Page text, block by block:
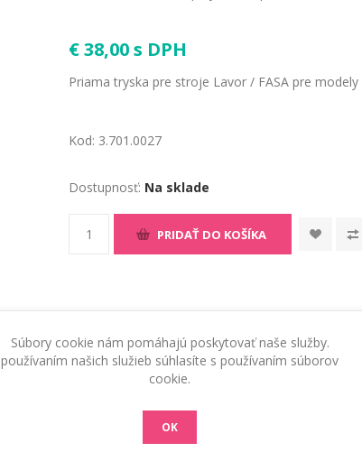
€ 38,00 s DPH
Priama tryska pre stroje Lavor / FASA pre
Kod: 3.701.0027
Dostupnosť: Na sklade
PRIDAŤ DO KOŠÍKA
Súbory cookie nám pomáhajú poskytovať naše služby.
používaním našich služieb súhlasíte s používaním súborov
cookie.
OK